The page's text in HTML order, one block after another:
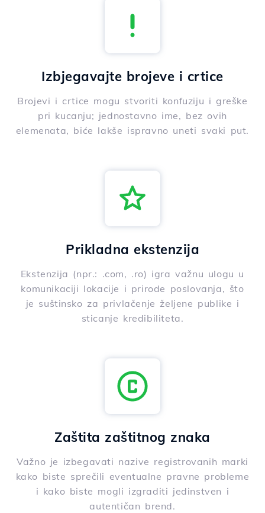
Izbjegavajte brojeve i crtice
Brojevi i crtice mogu stvoriti konfuziju i greške
pri kucanju; jednostavno ime, bez ovih
elemenata, biće lakše ispravno uneti svaki put.
Prikladna ekstenzija
Ekstenzija (npr.: .com, .ro) igra važnu ulogu u
komunikaciji lokacije i prirode poslovanja, što
je suštinsko za privlačenje željene publike i
sticanje kredibiliteta.
Zaštita zaštitnog znaka
Važno je izbegavati nazive registrovanih marki
kako biste sprečili eventualne pravne probleme
i kako biste mogli izgraditi jedinstven i
autentičan brend.